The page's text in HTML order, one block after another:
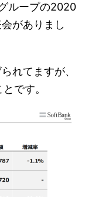
ループの2020
がありまし
れてますが、
です。